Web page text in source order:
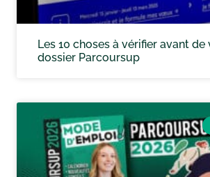
Les 10 choses à vérifier avant
dossier Parcoursup